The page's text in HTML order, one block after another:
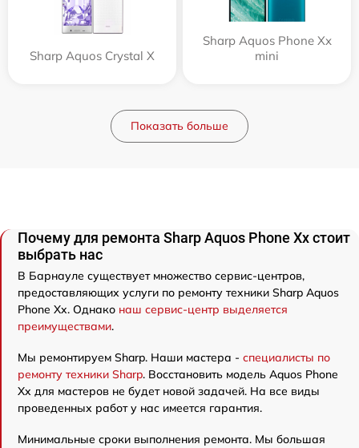
Sharp Aquos Crystal X
Sharp Aquos Phone Xx
mini
Показать больше
Почему для ремонта Sharp Aquos Phone Xx стоит
выбрать нас
В Барнауле существует множество сервис-центров,
предоставляющих услуги по ремонту техники Sharp Aquos
Phone Xx. Однако наш сервис-центр выделяется
преимуществами.
Мы ремонтируем Sharp. Наши мастера - специалисты по
ремонту техники Sharp. Восстановить модель Aquos Phone
Xx для мастеров не будет новой задачей. На все виды
проведенных работ у нас имеется гарантия.
Минимальные сроки выполнения ремонта. Мы большая